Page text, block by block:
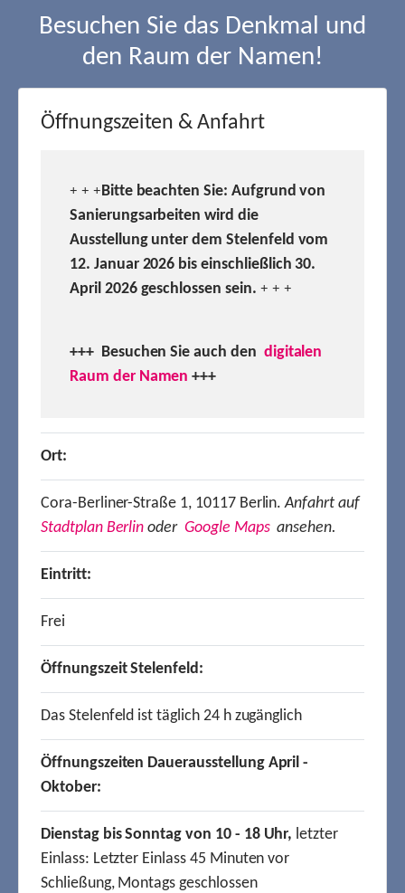
Besuchen Sie das Denkmal und
den Raum der Namen!
Öffnungszeiten & Anfahrt
+ + +Bitte beachten Sie: Aufgrund von
Sanierungsarbeiten wird die
Ausstellung unter dem Stelenfeld vom
12. Januar 2026 bis einschließlich 30.
April 2026 geschlossen sein. + + +
+++ Besuchen Sie auch den digitalen
Raum der Namen +++
Ort:
Cora-Berliner-Straße 1, 10117 Berlin.Anfahrt auf
Stadtplan Berlin oder Google Mapsansehen.
Eintritt:
Frei
Öffnungszeit Stelenfeld:
Das Stelenfeld ist täglich 24 h zugänglich
Öffnungszeiten Dauerausstellung April -
Oktober:
Dienstag bis Sonntag von 10 - 18 Uhr, letzter
Einlass: Letzter Einlass 45 Minuten vor
Schließung, Montags geschlossen